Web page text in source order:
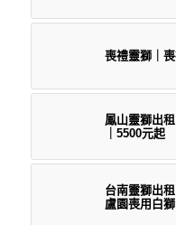
喪禮靈獅｜
鳳山靈獅出
｜5500元起
台南靈獅出
盧園喪用白